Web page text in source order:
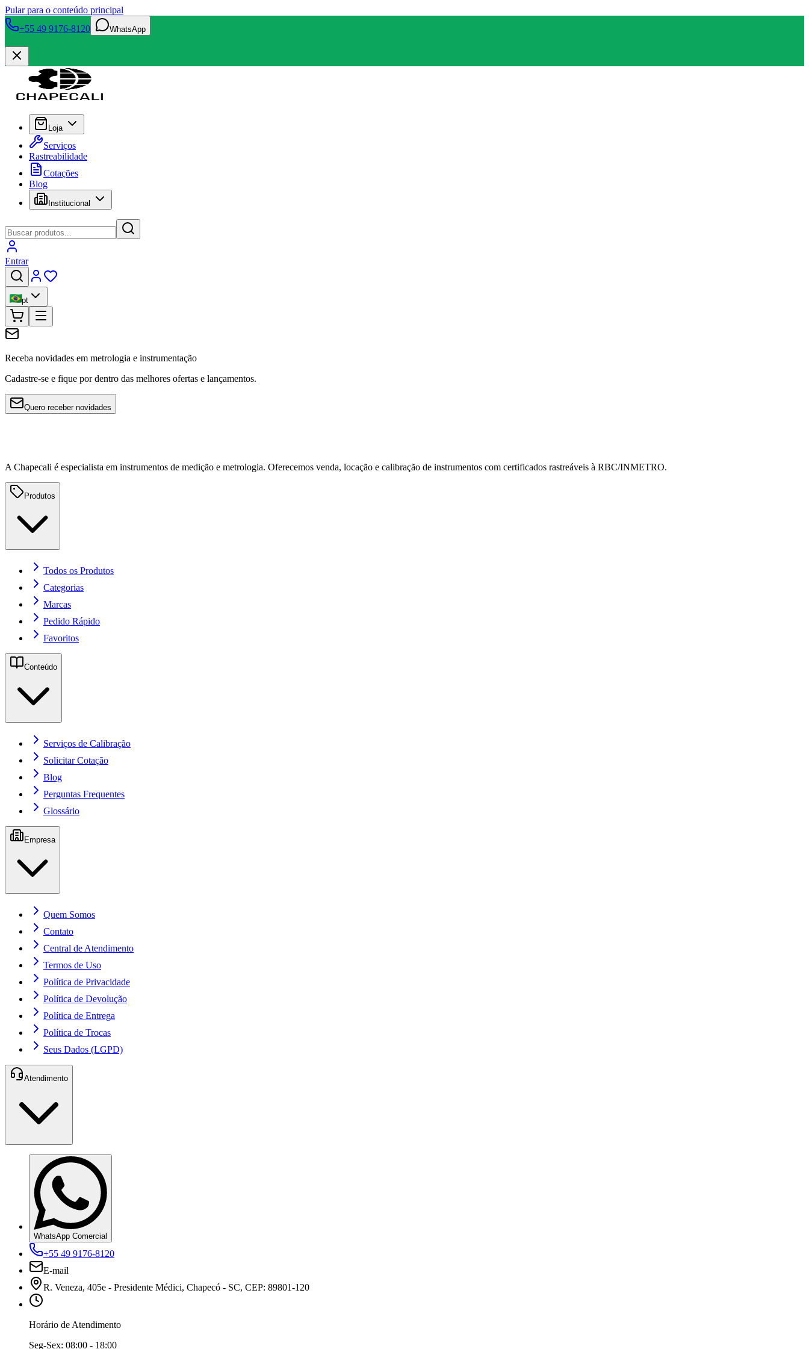
Pular para o conteúdo principal
+55 49 9176-8120
WhatsApp
Loja
Serviços
Rastreabilidade
Cotações
Blog
Institucional
Entrar
pt
Receba novidades em metrologia e instrumentação
Cadastre-se e fique por dentro das melhores ofertas e lançamentos.
Quero receber novidades
A Chapecali é especialista em instrumentos de medição e metrologia. Oferecemos venda, locação e calibração de instrumentos com certificados rastreáveis à RBC/INMETRO.
Produtos
Todos os Produtos
Categorias
Marcas
Pedido Rápido
Favoritos
Conteúdo
Serviços de Calibração
Solicitar Cotação
Blog
Perguntas Frequentes
Glossário
Empresa
Quem Somos
Contato
Central de Atendimento
Termos de Uso
Política de Privacidade
Política de Devolução
Política de Entrega
Política de Trocas
Seus Dados (LGPD)
Atendimento
WhatsApp Comercial
+55 49 9176-8120
E-mail
R. Veneza, 405e - Presidente Médici, Chapecó - SC, CEP: 89801-120
Horário de Atendimento
Seg-Sex: 08:00 - 18:00